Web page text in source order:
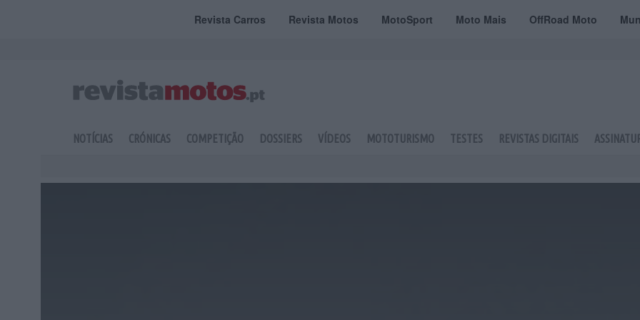
Revista Carros Revista Motos MotoSport Moto Mais OffRoad Moto
NOTÍCIAS CRÓNICAS COMPETIÇÃO DOSSIERS VÍDEOS MOTOTURISMO TESTES REVISTAS DIGITAIS